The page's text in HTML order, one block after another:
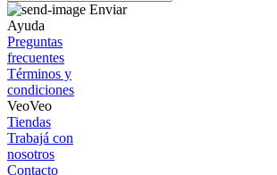
Enviar
Ayuda
Preguntas
frecuentes
Términos y
condiciones
VeoVeo
Tiendas
Trabajá con
nosotros
Contacto